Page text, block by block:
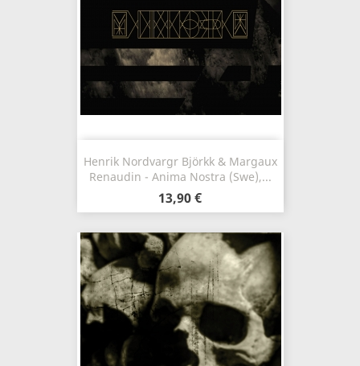
Henrik Nordvargr Björkk & Margaux
Renaudin - Anima Nostra (Swe),...
13,90 €